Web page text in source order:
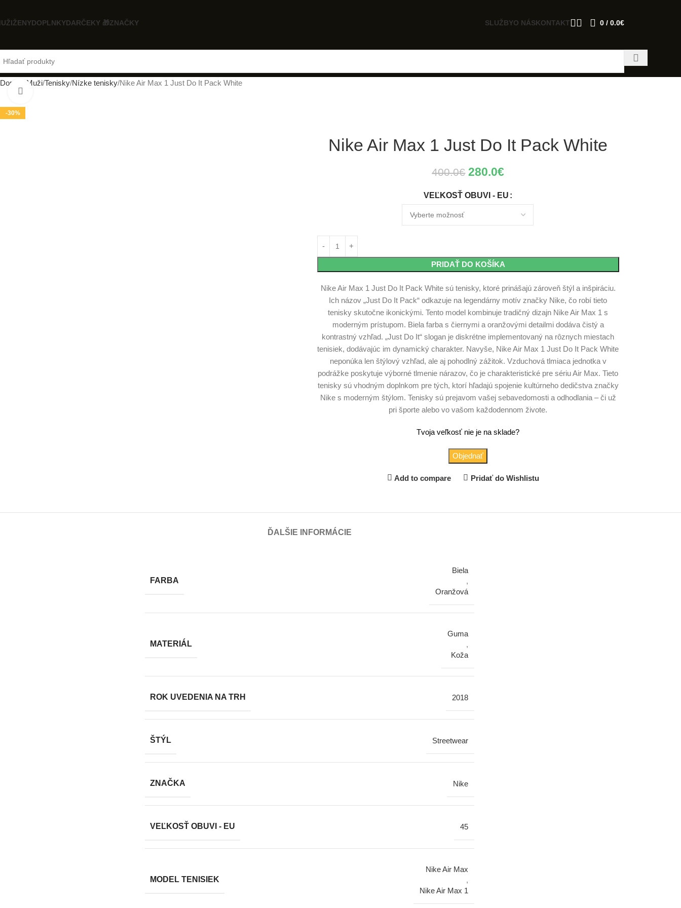
ŽENYDOPLNKYDARČEKY 🎁ZNAČKY SLUŽBYO NÁSKONTAKT 0 / 0.0€
Domov Muži Tenisky Nízke tenisky Nike Air Max 1 Just Do It Pack White
-30%
Nike Air Max 1 Just Do It Pack White
400.0€ 280.0€
VEĽKOSŤ OBUVI - EU
PRIDAŤ DO KOŠÍKA
Nike Air Max 1 Just Do It Pack White sú tenisky, ktoré prinášajú zároveň štýl a inšpiráciu.
Ich názov „Just Do It Pack“ odkazuje na legendárny motív značky Nike, čo robí tieto
tenisky skutočne ikonickými. Tento model kombinuje tradičný dizajn Nike Air Max 1 s
moderným prístupom. Biela farba s čiernymi a oranžovými detailmi dodáva čistý a
kontrastný vzhľad. „Just Do It“ slogan je diskrétne implementovaný na rôznych miestach
tenisiek, dodávajúc im dynamický charakter. Navyše, Nike Air Max 1 Just Do It Pack White
neponúka len štýlový vzhľad, ale aj pohodlný zážitok. Vzduchová tlmiaca jednotka v
podrážke poskytuje výborné tlmenie nárazov, čo je charakteristické pre sériu Air Max. Tieto
tenisky sú vhodným doplnkom pre tých, ktorí hľadajú spojenie kultúrneho dedičstva značky
Nike s moderným štýlom. Tenisky sú prejavom vašej sebavedomosti a odhodlania – či už
pri športe alebo vo vašom každodennom živote.
Tvoja veľkosť nie je na sklade?
Objednať
Add to compare Pridať do Wishlistu
ĎALŠIE INFORMÁCIE
FARBA
Biela
,
Oranžová
MATERIÁL
Guma
,
Koža
ROK UVEDENIA NA TRH 2018
ŠTÝL Streetwear
ZNAČKA Nike
VEĽKOSŤ OBUVI - EU 45
MODEL TENISIEK
Nike Air Max
,
Nike Air Max 1